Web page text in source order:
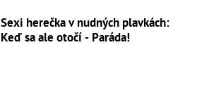
Sexi herečka v nudných plavkách:
Keď sa ale otočí - Paráda!